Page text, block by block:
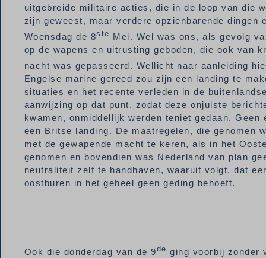
uitgebreide militaire acties, die in de loop van die
zijn geweest, maar verdere opzienbarende
Woensdag de 8ste Mei. Wel was ons, als gevolg
op de wapens en uitrusting geboden, die ook van
nacht was gepasseerd. Wellicht naar aanleiding
Engelse marine gereed zou zijn een landing te
situaties en het recente verleden in de
aanwijzing op dat punt, zodat deze onjuiste
kwamen, onmiddellijk werden teniet gedaan.
een Britse landing. De maatregelen, die genomen
met de gewapende macht te keren, als in het
genomen en bovendien was Nederland van plan
neutraliteit zelf te handhaven, waaruit volgt, dat
oostburen in het geheel geen geding behoeft.
Ook die donderdag van de 9de ging voorbij zonder